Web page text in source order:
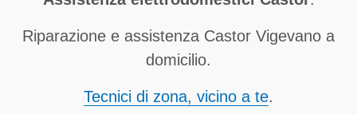
Riparazione e assistenza Castor Vigevano a
domicilio.
Tecnici di zona, vicino a te.